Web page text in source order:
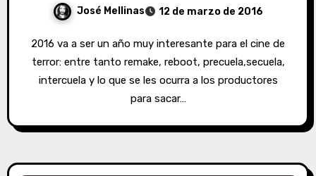
José Mellinas 12 de marzo de 2016
2016 va a ser un año muy interesante para el cine de
terror: entre tanto remake, reboot, precuela,secuela,
intercuela y lo que se les ocurra a los productores
para sacar…